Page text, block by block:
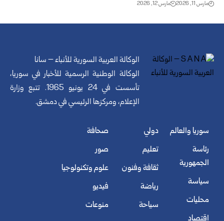
مارس 11, 2026 مارس 12, 2026
الوكالة العربية السورية للأنباء – سانا
الوكالة الوطنية الرسمية للأخبار في سوريا،
تأسست في 24 يونيو 1965. تتبع وزارة
الإعلام، ومركزها الرئيسي في دمشق.
سوريا والعالم
رئاسة
الجمهورية
سياسة
محليات
اقتصاد
دولي
تعليم
ثقافة وفنون
رياضة
سياحة
صحافة
صور
علوم وتكنولوجيا
فيديو
منوعات